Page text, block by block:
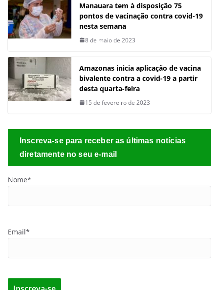
Manauara tem à disposição 75
pontos de vacinação contra covid-19
nesta semana
8 de maio de 2023
Amazonas inicia aplicação de vacina
bivalente contra a covid-19 a partir
desta quarta-feira
15 de fevereiro de 2023
Inscreva-se para receber as últimas notícias
diretamente no seu e-mail
Nome*
Email*